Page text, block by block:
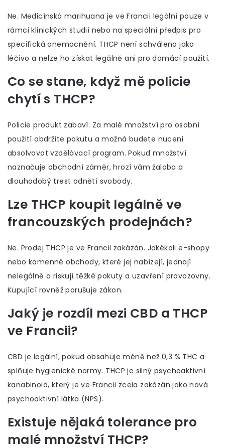
Ne. Medicínská marihuana je ve Francii legální pouze v
rámci klinických studií nebo na speciální předpis pro
specifická onemocnění. THCP není schváleno jako
léčivo a nelze ho získat legálně ani pro domácí použití.
Co se stane, když mě policie
chytí s THCP?
Policie produkt zabaví. Za malé množství pro osobní
použití obdržíte pokutu a možná budete nuceni
absolvovat vzdělávací program. Pokud množství
naznačuje obchodní záměr, hrozí vám žaloba a
dlouhodobý trest odnětí svobody.
Lze THCP koupit legálně ve
francouzských prodejnách?
Ne. Prodej THCP je ve Francii zakázán. Jakékoli e-shopy
nebo kamenné obchody, které jej nabízejí, jednají
nelegálně a riskují těžké pokuty a uzavření provozovny.
Kupující rovněž porušuje zákon.
Jaký je rozdíl mezi CBD a THCP
ve Francii?
CBD je legální, pokud obsahuje méně než 0,3 % THC a
splňuje hygienické normy. THCP je silný psychoaktivní
kanabinoid, který je ve Francii zcela zakázán jako nová
psychoaktivní látka (NPS).
Existuje nějaká tolerance pro
malé množství THCP?